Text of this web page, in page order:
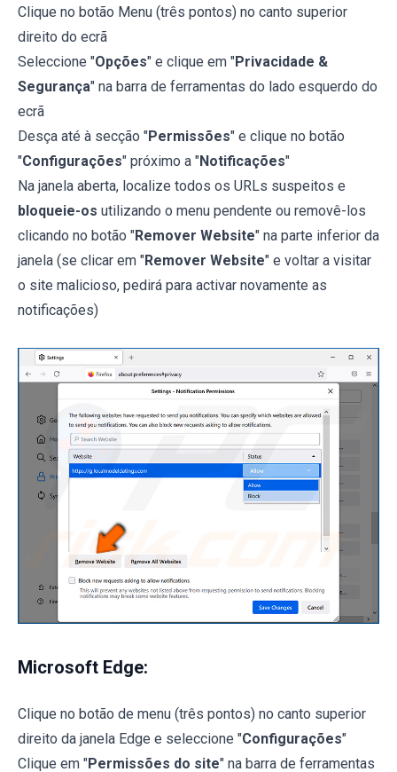
Clique no botão Menu (três pontos) no canto superior
direito do ecrã
Seleccione "Opções" e clique em "Privacidade &
Segurança" na barra de ferramentas do lado esquerdo do
ecrã
Desça até à secção "Permissões" e clique no botão
"Configurações" próximo a "Notificações"
Na janela aberta, localize todos os URLs suspeitos e
bloqueie-os utilizando o menu pendente ou removê-los
clicando no botão "Remover Website" na parte inferior da
janela (se clicar em "Remover Website" e voltar a visitar
o site malicioso, pedirá para activar novamente as
notificações)
Microsoft Edge:
Clique no botão de menu (três pontos) no canto superior
direito da janela Edge e seleccione "Configurações"
Clique em "Permissões do site" na barra de ferramentas